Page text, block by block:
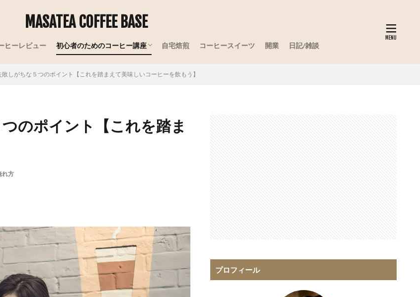
MASATEA COFFEE BASE
ヒーレビュー 初心者のためのコーヒー講座
コーヒーの産地
コーヒーの品種
コーヒーの加工
コーヒーの知識
自宅焙煎 コーヒースイーツ 開業 日記/雑談
しがちな５つのポイント【これを踏まえて美味しいコーヒーを飲もう】
のポイント【これを踏ま
れ方
プロフィール